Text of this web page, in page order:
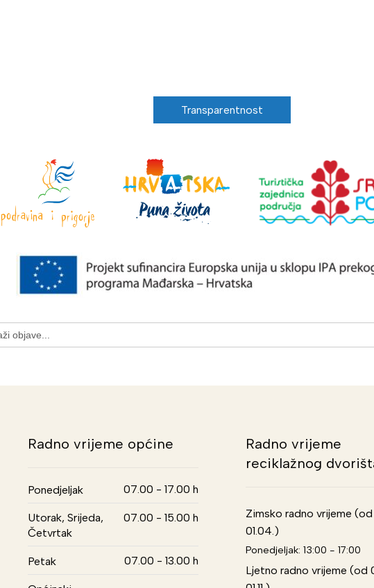
Transparentnost
Radno vrijeme općine
Ponedjeljak 07.00 - 17.00 h
Utorak, Srijeda,
Četvrtak
07.00 - 15.00 h
Petak 07.00 - 13.00 h
Radno vrijeme
reciklažnog
Zimsko radno vrijeme (od
01.04.)
Ponedjeljak: 13:00 - 17:00
Ljetno radno vrijeme (od